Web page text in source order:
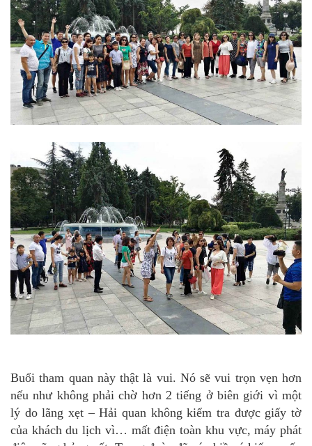
Buổi tham quan này thật là vui. Nó sẽ vui trọn vẹn hơn
nếu như không phải chờ hơn 2 tiếng ở biên giới vì một
lý do lãng xẹt – Hải quan không kiểm tra được giấy tờ
của khách du lịch vì… mất điện toàn khu vực, máy phát